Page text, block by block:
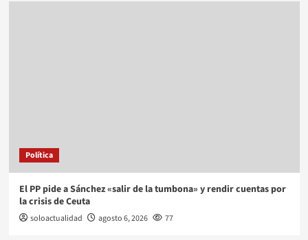
Política
El PP pide a Sánchez «salir de la tumbona» y rendir cuentas por
la crisis de Ceuta
soloactualidad agosto 6, 2026 77